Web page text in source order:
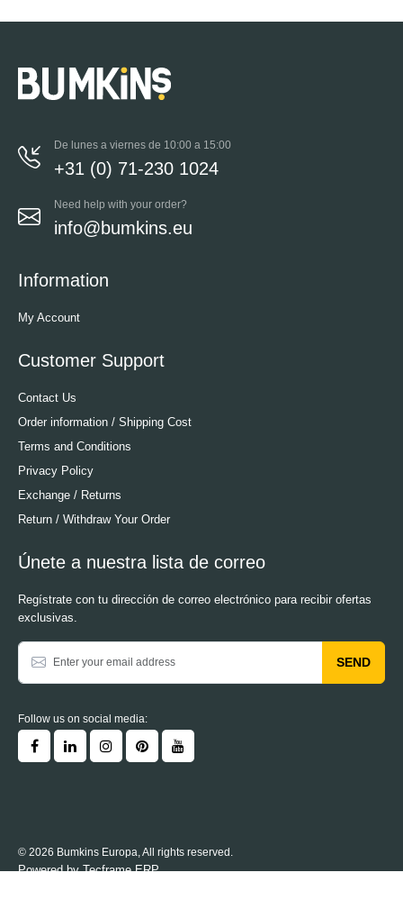
De lunes a viernes de 10:00 a 15:00
+31 (0) 71-230 1024
Need help with your order?
info@bumkins.eu
Information
My Account
Customer Support
Contact Us
Order information / Shipping Cost
Terms and Conditions
Privacy Policy
Exchange / Returns
Return / Withdraw Your Order
Únete a nuestra lista de correo
Regístrate con tu dirección de correo electrónico para recibir ofertas
exclusivas.
SEND
Follow us on social media:
© 2026 Bumkins Europa, All rights reserved.
Powered byTecframe ERP